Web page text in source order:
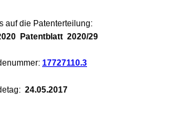
auf die Patenterteilung:
Patentblatt 2020/29
17727110.3
24.05.2017